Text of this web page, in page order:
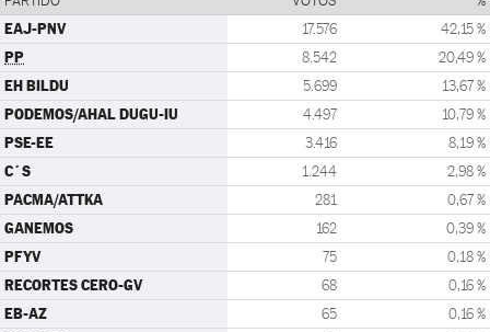
EAJ-PNV 17.576 42,15 %
PP 8.542 20,49 %
EH BILDU 5.699 13,67 %
PODEMOS/AHAL DUGU-IU 4.497 10,79 %
PSE-EE 3.416 8,19 %
C´S 1.244 2,98 %
PACMA/ATTKA 281 0,67 %
GANEMOS 162 0,39 %
PFYV 75 0,18 %
RECORTES CERO-GV 68 0,16 %
EB-AZ 65 0,16 %